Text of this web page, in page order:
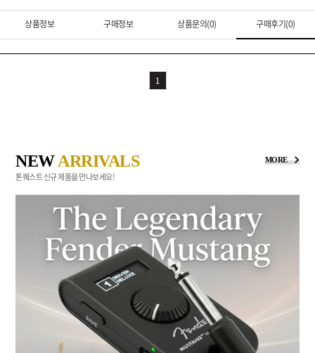
상품정보 구매정보 상품문의(0) 구매후기(0)
1
NEWARRIVALS MORE
톤퀘스트 신규 제품을 만나보세요!